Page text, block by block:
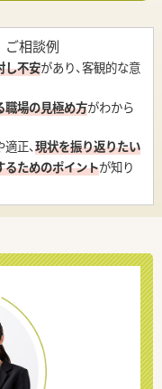
ご相談例
し不安があり、客観的な意
職場の見極め方がわから
正、現状を振り返りたい
るためのポイントが知り